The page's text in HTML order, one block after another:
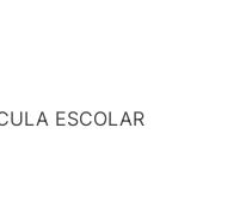
ESCOLAR